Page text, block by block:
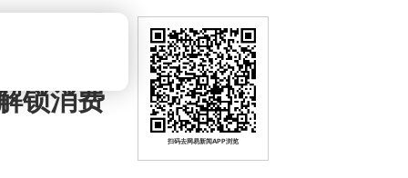
锁消费
扫码去网易新闻APP浏览